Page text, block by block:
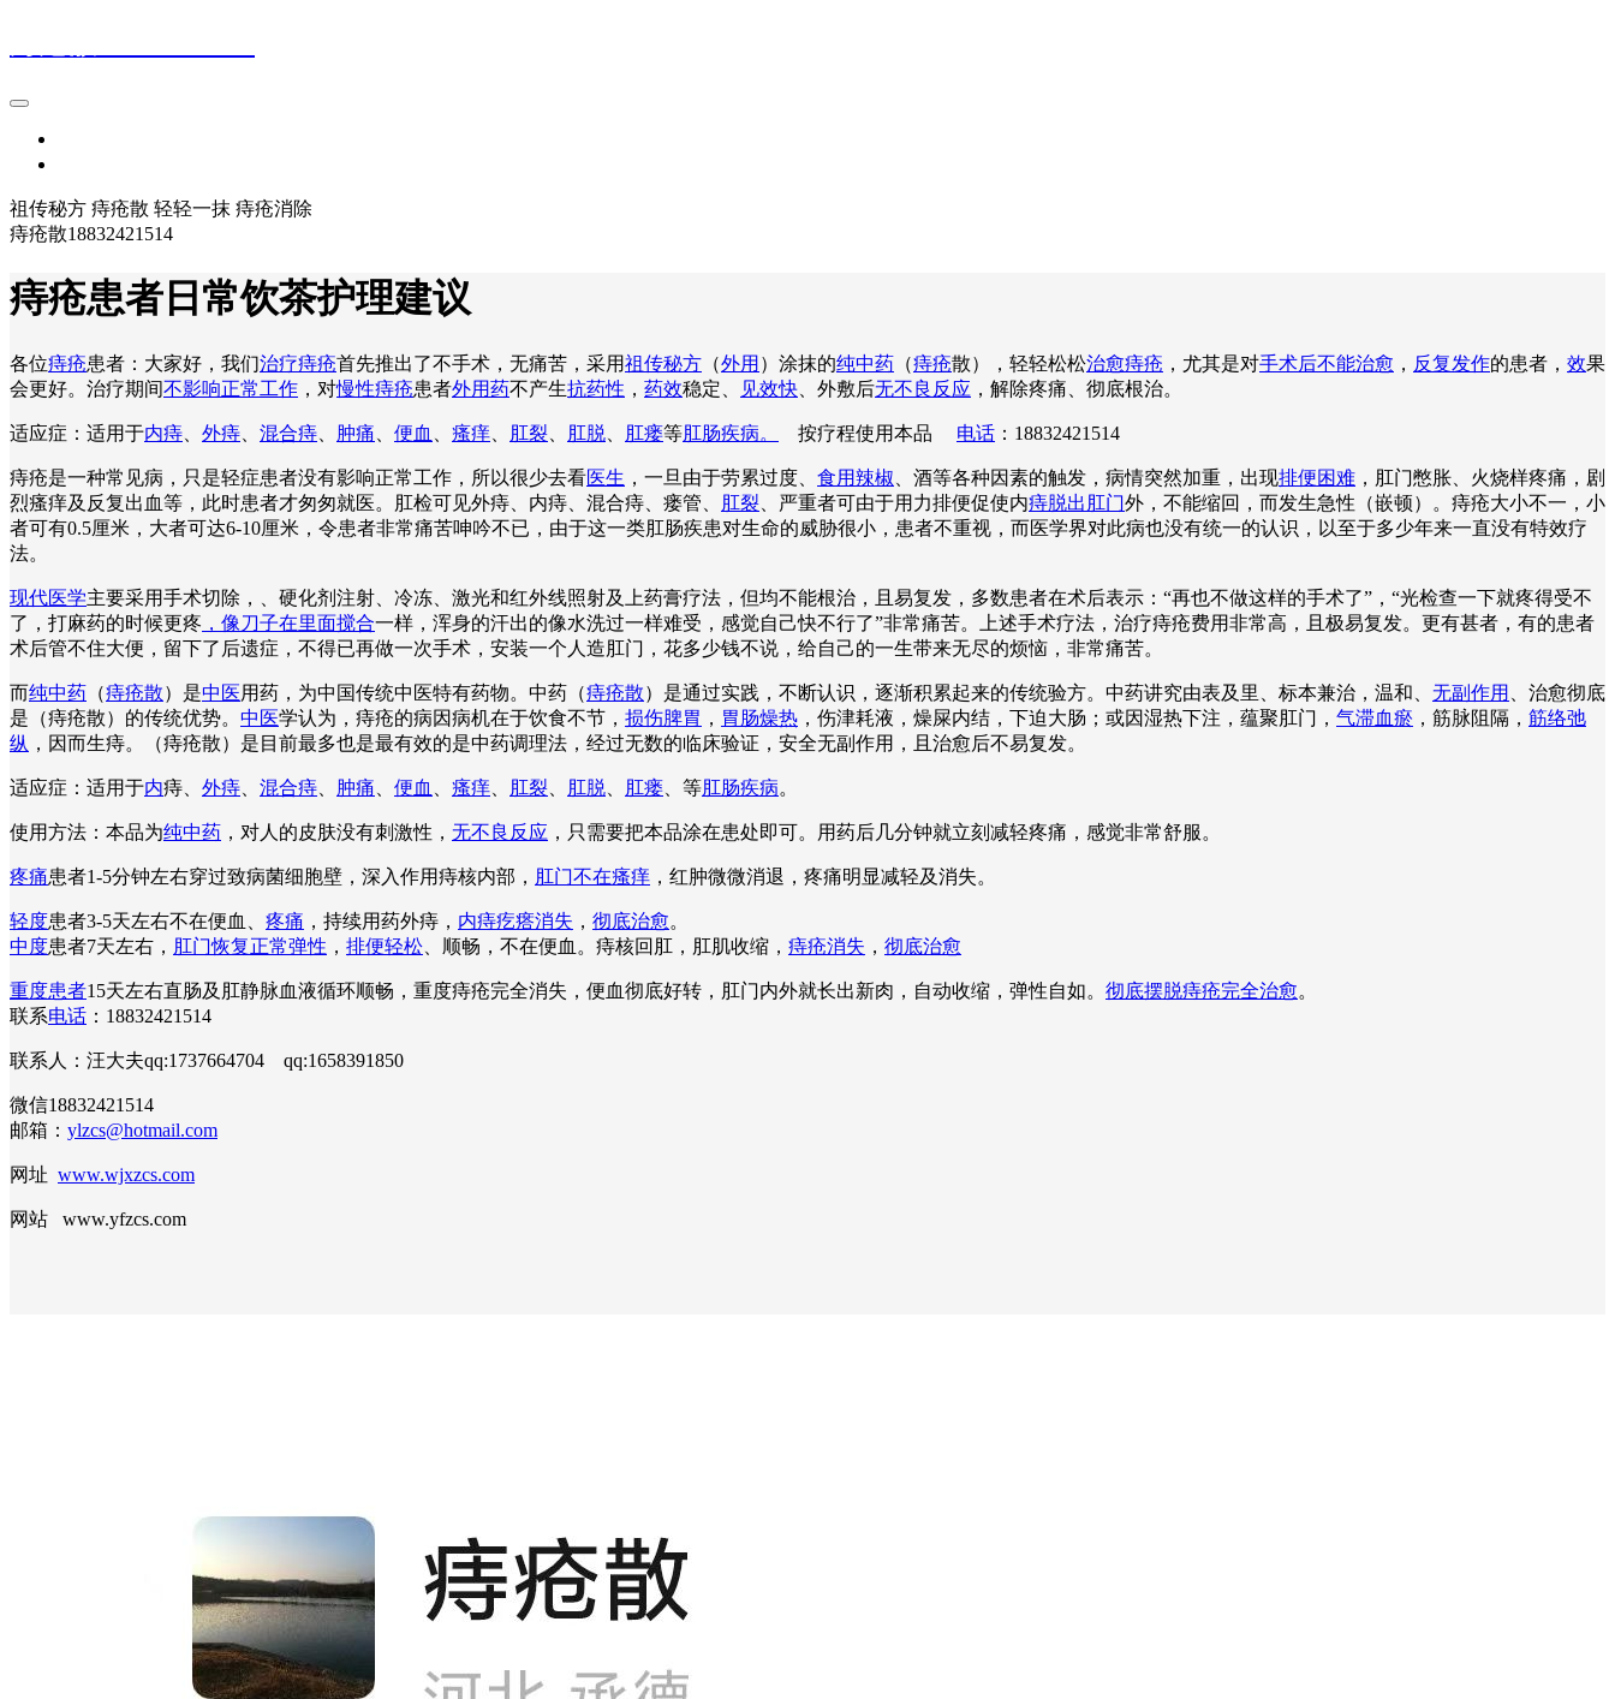
祖传秘方 痔疮散 轻轻一抹 痔疮消除
痔疮散18832421514
痔疮患者日常饮茶护理建议
各位痔疮患者：大家好，我们治疗痔疮首先推出了不手术，无痛苦，采用祖传秘方 （外用 ）涂抹的纯中药 （痔疮散），轻轻松松治愈痔疮 ，尤其是对手术后不能治愈 ， 反复发作的患者， 效果
会更好。治疗期间不影响正常工作 ，对慢性痔疮患者外用药不产生抗药性 ， 药效稳定、 见效快 、外敷后无不良反应 ，解除疼痛、彻底根治。
适应症：适用于内痔 外痔 混合痔 肿痛 便血 瘙痒 肛裂 肛脱 肛瘘等肛肠疾病。 按疗程使用本品 电话 ：18832421514
痔疮是一种常见病，只是轻症患者没有影响正常工作，所以很少去看医生 ，一旦由于劳累过度、 食用辣椒 、酒等各种因素的触发，病情突然加重，出现排便困难 ，肛门憋胀、火烧样疼痛，剧
烈瘙痒及反复出血等，此时患者才匆匆就医。肛检可见外痔、内痔、混合痔、瘘管、
肛裂 、严重者可由于用力排便促使内痔脱出肛门外，不能缩回，而发生急性（嵌顿）。痔疮大小不一，小
者可有0.5厘米，大者可达6-10厘米，令患者非常痛苦呻吟不已，由于这一类肛肠疾患对生命的威胁很小，患者不重视，而医学界对此病也没有统一的认识，以至于多少年来一直没有特效疗
法。
现代医学主要采用手术切除，、硬化剂注射、冷冻、激光和红外线照射及上药膏疗法，但均不能根治，且易复发，多数患者在术后表示：“再也不做这样的手术了”，“光检查一下就疼得受不
了，打麻药的时候更疼 ，像刀子在里面搅合一样，浑身的汗出的像水洗过一样难受，感觉自己快不行了”非常痛苦。上述手术疗法，治疗痔疮费用非常高，且极易复发。更有甚者，有的患者
术后管不住大便，留下了后遗症，不得已再做一次手术，安装一个人造肛门，花多少钱不说，给自己的一生带来无尽的烦恼，非常痛苦。
而纯中药 （痔疮散）是中医用药，为中国传统中医特有药物。中药（痔疮散）是通过实践，不断认识，逐渐积累起来的传统验方。中药讲究由表及里、标本兼治，温和、 无副作用
、治愈彻底
是（痔疮散）的传统优势。 中医学认为，痔疮的病因病机在于饮食不节， 损伤脾胃 ， 胃肠燥热 ，伤津耗液，燥屎内结，下迫大肠；或因湿热下注，蕴聚肛门， 气滞血瘀 ，筋脉阻隔， 筋络弛
纵 ，因而生痔。（痔疮散）是目前最多也是最有效的是中药调理法，经过无数的临床验证，安全无副作用，且治愈后不易复发。
适应症：适用于内痔、 外痔 混合痔 肿痛 便血 瘙痒 肛裂 肛脱 肛瘘 、等肛肠疾病。
使用方法：本品为纯中药 ，对人的皮肤没有刺激性， 无不良反应 ，只需要把本品涂在患处即可。用药后几分钟就立刻减轻疼痛，感觉非常舒服。
疼痛患者1-5分钟左右穿过致病菌细胞壁，深入作用痔核内部， 肛门不在瘙痒 ，红肿微微消退，疼痛明显减轻及消失。
轻度患者3-5天左右不在便血、 疼痛 ，持续用药外痔， 内痔疙瘩消失 ， 彻底治愈。
中度患者7天左右， 肛门恢复正常弹性 ， 排便轻松 、顺畅，不在便血。痔核回肛，肛肌收缩， 痔疮消失 ， 彻底治愈
重度患者15天左右直肠及肛静脉血液循环顺畅，重度痔疮完全消失，便血彻底好转，肛门内外就长出新肉，自动收缩，弹性自如。 彻底摆脱痔疮完全治愈。
联系电话 ：18832421514
联系人：汪大夫qq:1737664704 qq:1658391850
微信18832421514
邮箱： ylzcs@hotmail.com
网址 www.wjxzcs.com
网站 www.yfzcs.com